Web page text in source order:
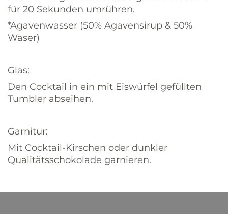
für 20 Sekunden umrühren.
*Agavenwasser (50% Agavensirup & 50%
Waser)
Glas:
Den Cocktail in ein mit Eiswürfel gefüllten
Tumbler abseihen.
Garnitur:
Mit Cocktail-Kirschen oder dunkler
Qualitätsschokolade garnieren.